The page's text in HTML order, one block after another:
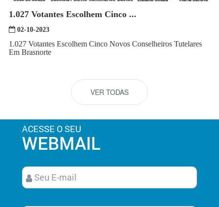
1.027 Votantes Escolhem Cinco ...
02-10-2023
1.027 Votantes Escolhem Cinco Novos Conselheiros Tutelares
Em Brasnorte
VER TODAS
ACESSE O SEU
WEBMAIL